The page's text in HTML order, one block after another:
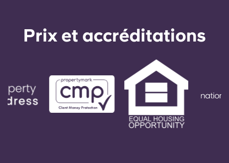
Prix ​​et accréditations